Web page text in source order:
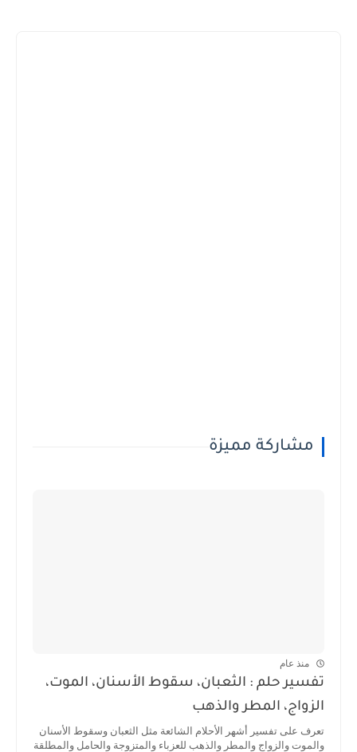
مشاركة مميزة
منذ عام
تفسير حلم : الثعبان، سقوط الأسنان، الموت،
الزواج، المطر والذهب
تعرف على تفسير أشهر الأحلام الشائعة مثل الثعبان وسقوط الأسنان
والموت والزواج والمطر والذهب للعزباء والمتزوجة والحامل والمطلقة